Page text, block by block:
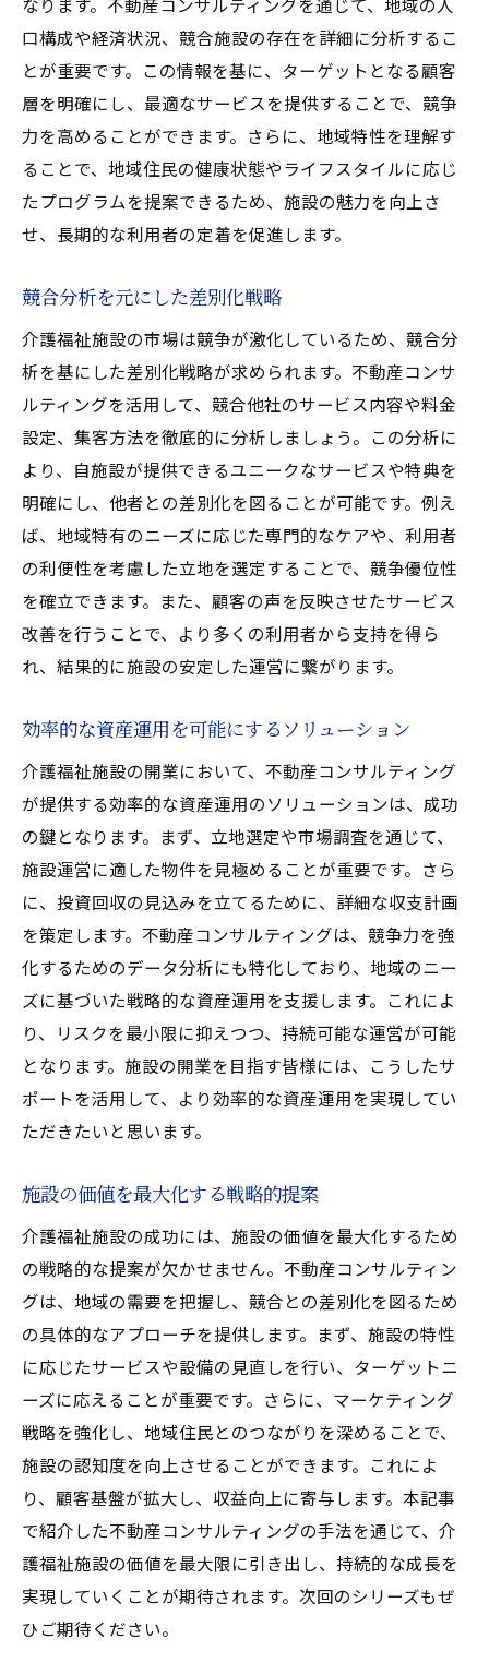
口構成や経済状況、競合施設の存在を詳細に分析するこ
とが重要です。この情報を基に、ターゲットとなる顧客
層を明確にし、最適なサービスを提供することで、競争
力を高めることができます。さらに、地域特性を理解す
ることで、地域住民の健康状態やライフスタイルに応じ
たプログラムを提案できるため、施設の魅力を向上さ
せ、長期的な利用者の定着を促進します。
競合分析を元にした差別化戦略
介護福祉施設の市場は競争が激化しているため、競合分
析を基にした差別化戦略が求められます。不動産コンサ
ルティングを活用して、競合他社のサービス内容や料金
設定、集客方法を徹底的に分析しましょう。この分析に
より、自施設が提供できるユニークなサービスや特典を
明確にし、他者との差別化を図ることが可能です。例え
ば、地域特有のニーズに応じた専門的なケアや、利用者
の利便性を考慮した立地を選定することで、競争優位性
を確立できます。また、顧客の声を反映させたサービス
改善を行うことで、より多くの利用者から支持を得ら
れ、結果的に施設の安定した運営に繋がります。
効率的な資産運用を可能にするソリューション
介護福祉施設の開業において、不動産コンサルティング
が提供する効率的な資産運用のソリューションは、成功
の鍵となります。まず、立地選定や市場調査を通じて、
施設運営に適した物件を見極めることが重要です。さら
に、投資回収の見込みを立てるために、詳細な収支計画
を策定します。不動産コンサルティングは、競争力を強
化するためのデータ分析にも特化しており、地域のニー
ズに基づいた戦略的な資産運用を支援します。これによ
り、リスクを最小限に抑えつつ、持続可能な運営が可能
となります。施設の開業を目指す皆様には、こうしたサ
ポートを活用して、より効率的な資産運用を実現してい
ただきたいと思います。
施設の価値を最大化する戦略的提案
介護福祉施設の成功には、施設の価値を最大化するため
の戦略的な提案が欠かせません。不動産コンサルティン
グは、地域の需要を把握し、競合との差別化を図るため
の具体的なアプローチを提供します。まず、施設の特性
に応じたサービスや設備の見直しを行い、ターゲットニ
ーズに応えることが重要です。さらに、マーケティング
戦略を強化し、地域住民とのつながりを深めることで、
施設の認知度を向上させることができます。これによ
り、顧客基盤が拡大し、収益向上に寄与します。本記事
で紹介した不動産コンサルティングの手法を通じて、介
護福祉施設の価値を最大限に引き出し、持続的な成長を
実現していくことが期待されます。次回のシリーズもぜ
ひご期待ください。